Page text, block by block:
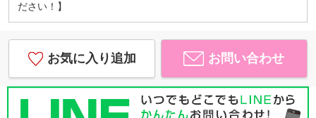
ださい！】
お気に入り追加 お問い合わせ